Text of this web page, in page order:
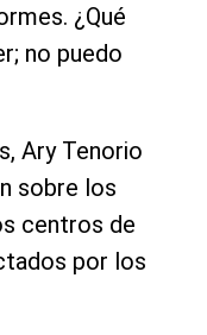
¿Qué
no puedo
Ary Tenorio
sobre los
centros de
por los